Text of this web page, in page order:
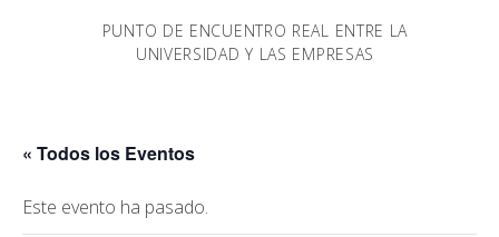
PUNTO DE ENCUENTRO REAL ENTRE LA
UNIVERSIDAD Y LAS EMPRESAS
« Todos los Eventos
Este evento ha pasado.